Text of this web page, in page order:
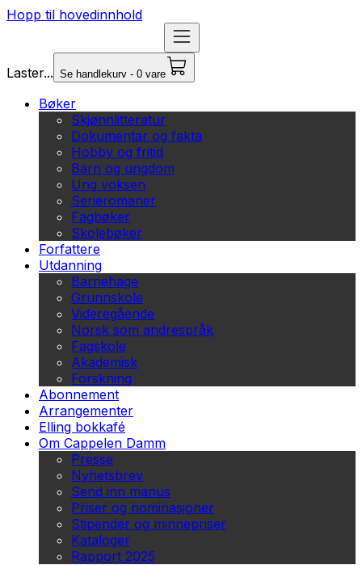
Hopp til hovedinnhold
Laster... Se handlekurv - 0 vare
Bøker
Skjønnlitteratur
Dokumentar og fakta
Hobby og fritid
Barn og ungdom
Ung voksen
Serieromaner
Fagbøker
Skolebøker
Forfattere
Utdanning
Barnehage
Grunnskole
Videregående
Norsk som andrespråk
Fagskole
Akademisk
Forskning
Abonnement
Arrangementer
Elling bokkafé
Om Cappelen Damm
Presse
Nyhetsbrev
Send inn manus
Priser og nominasjoner
Stipender og minnepriser
Kataloger
Rapport 2025